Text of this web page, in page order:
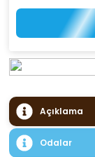
Açıklama
Odalar